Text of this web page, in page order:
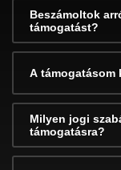
Beszámoltok
támogatást?
A támogatásom
Milyen jogi
támogatásra?